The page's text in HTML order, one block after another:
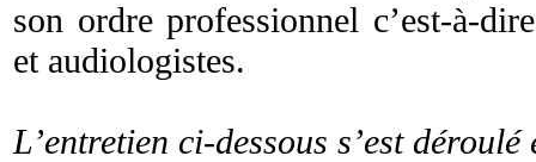
son ordre professionnel c’est-à-
et audiologistes.
L’entretien ci-dessous s’est